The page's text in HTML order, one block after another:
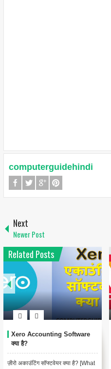
computerguidehindi
Next
Newer Post
Related Posts
Xero Accounting Software
क्या है?
ज़ीरो अकाउंटिंग सॉफ्टवेयर क्या है? [What